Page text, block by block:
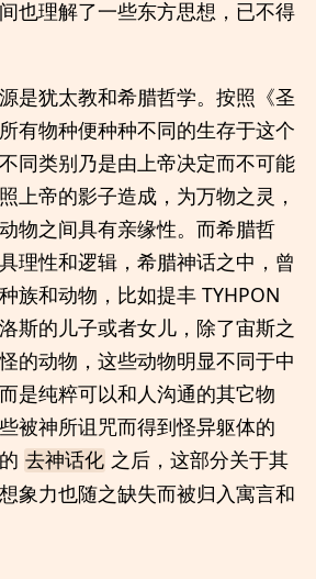
也理解了一些东方思想，已不得
是犹太教和希腊哲学。按照《圣
有物种便种种不同的生存于这个
同类别乃是由上帝决定而不可能
上帝的影子造成，为万物之灵，
物之间具有亲缘性。而希腊哲
理性和逻辑，希腊神话之中，曾
族和动物，比如提丰 TYHPON
的儿子或者女儿，除了宙斯之
的动物，这些动物明显不同于中
是纯粹可以和人沟通的其它物
被神所诅咒而得到怪异躯体的
去神话化 之后，这部分关于其
象力也随之缺失而被归入寓言和